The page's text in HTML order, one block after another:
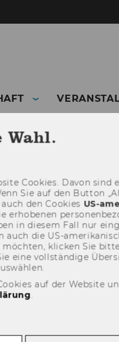
Coo­kies. Davon
Sie auf den But­ton
den Coo­kies US-​
er­ho­be­nen
in die­sem Fall nur
auch die US-​
kli­cken Sie
eine voll­stän­di­ge
auf der Website
.